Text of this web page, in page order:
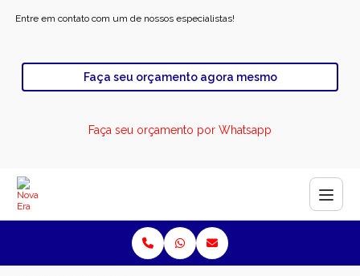
Entre em contato com um de nossos especialistas!
Faça seu orçamento agora mesmo
Faça seu orçamento por Whatsapp